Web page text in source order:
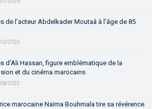
de l’acteur Abdelkader Moutaâ à l’âge de 85
2025
d’Ali Hassan, figure emblématique de la
et du cinéma marocains
2025
marocaine Naïma Bouhmala tire sa révérence